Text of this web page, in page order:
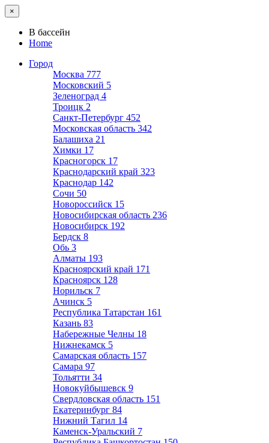
×
В бассейн
Home
Город
Москва 777
Московский 5
Зеленоград 4
Троицк 2
Санкт-Петербург 452
Московская область 342
Балашиха 21
Химки 17
Красногорск 17
Краснодарский край 323
Краснодар 142
Сочи 50
Новороссийск 15
Новосибирская область 236
Новосибирск 192
Бердск 8
Обь 3
Алматы 193
Красноярский край 171
Красноярск 128
Норильск 7
Ачинск 5
Республика Татарстан 161
Казань 83
Набережные Челны 18
Нижнекамск 5
Самарская область 157
Самара 97
Тольятти 34
Новокуйбышевск 9
Свердловская область 151
Екатеринбург 84
Нижний Тагил 14
Каменск-Уральский 7